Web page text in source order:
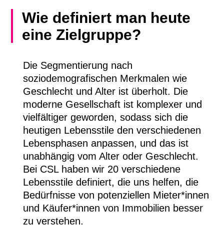
Wie definiert man heute
eine Zielgruppe?
Die Segmentierung nach
soziodemografischen Merkmalen wie
Geschlecht und Alter ist überholt. Die
moderne Gesellschaft ist komplexer und
vielfältiger geworden, sodass sich die
heutigen Lebensstile den verschiedenen
Lebensphasen anpassen, und das ist
unabhängig vom Alter oder Geschlecht.
Bei CSL haben wir 20 verschiedene
Lebensstile definiert, die uns helfen, die
Bedürfnisse von potenziellen Mieter*innen
und Käufer*innen von Immobilien besser
zu verstehen.